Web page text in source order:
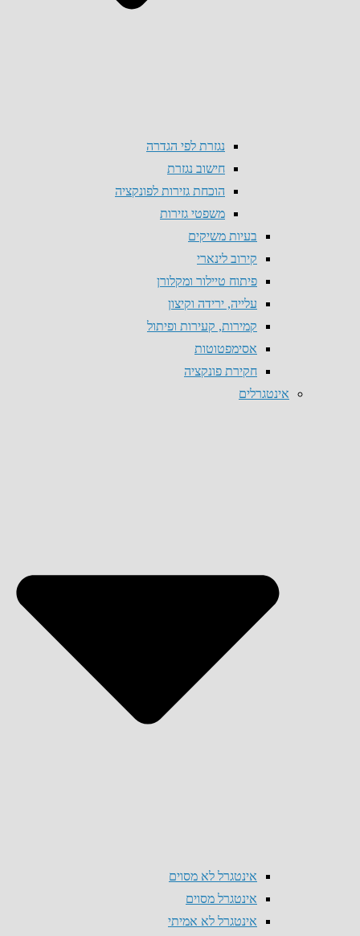
נגזרת לפי הגדרה
חישוב נגזרת
הוכחת גזירות לפונקציה
משפטי גזירות
בעיות משיקים
קירוב לינארי
פיתוח טיילור ומקלורן
עלייה, ירידה וקיצון
קמירות, קעירות ופיתול
אסימפטוטות
חקירת פונקציה
אינטגרלים
אינטגרל לא מסוים
אינטגרל מסוים
אינטגרל לא אמיתי